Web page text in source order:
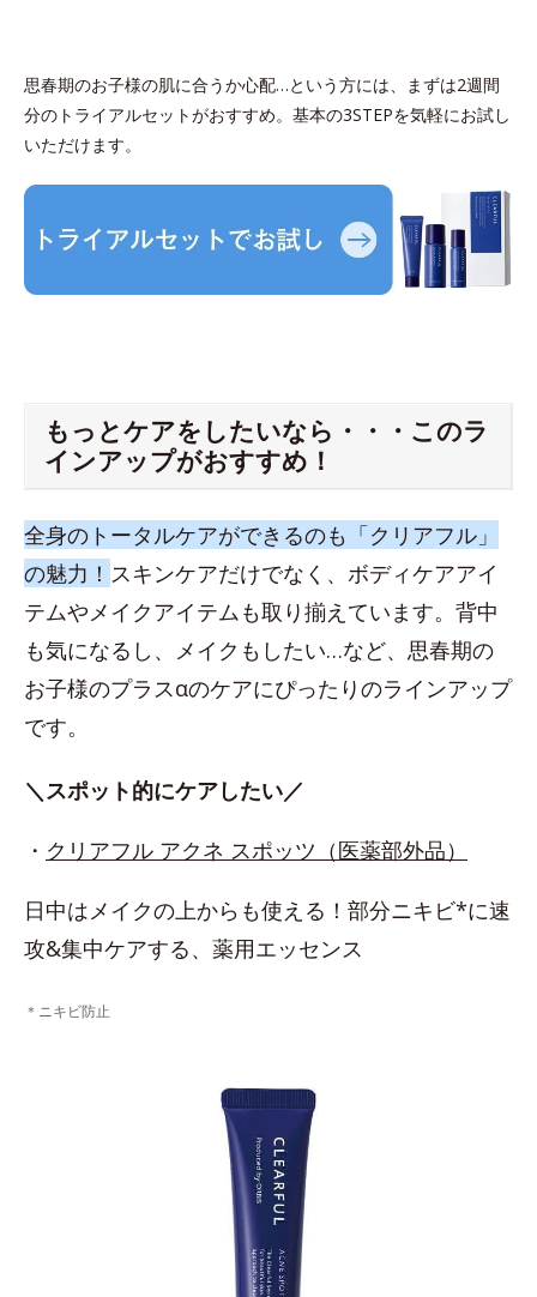
思春期のお子様の肌に合うか心配…という方には、まずは2週間
分のトライアルセットがおすすめ。基本の3STEPを気軽にお試し
いただけます。
もっとケアをしたいなら・・・このラ
インアップがおすすめ！
全身のトータルケアができるのも「クリアフル」
の魅力！ スキンケアだけでなく、ボディケアアイ
テムやメイクアイテムも取り揃えています。背中
も気になるし、メイクもしたい…など、思春期の
お子様のプラスαのケアにぴったりのラインアップ
です。
＼スポット的にケアしたい／
・ クリアフル アクネ スポッツ（医薬部外品）
日中はメイクの上からも使える！部分ニキビ*に速
攻&集中ケアする、薬用エッセンス
＊ニキビ防止